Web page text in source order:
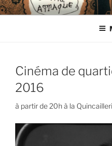
Aller
au
CIE LES
Cinéma de
2016
à partir de 20h à la